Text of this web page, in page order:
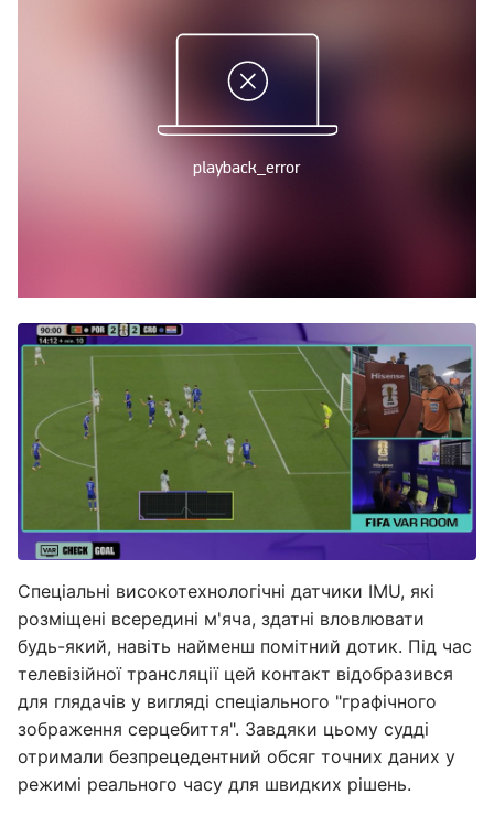
Спеціальні високотехнологічні датчики IMU, які
розміщені всередині м'яча, здатні вловлювати
будь-який, навіть найменш помітний дотик. Під час
телевізійної трансляції цей контакт відобразився
для глядачів у вигляді спеціального "графічного
зображення серцебиття". Завдяки цьому судді
отримали безпрецедентний обсяг точних даних у
режимі реального часу для швидких рішень.